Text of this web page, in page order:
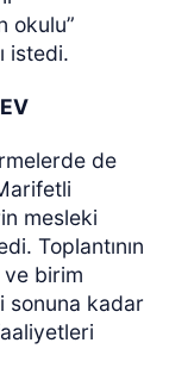
okulu”
istedi.
de
mesleki
Toplantının
birim
sonuna kadar